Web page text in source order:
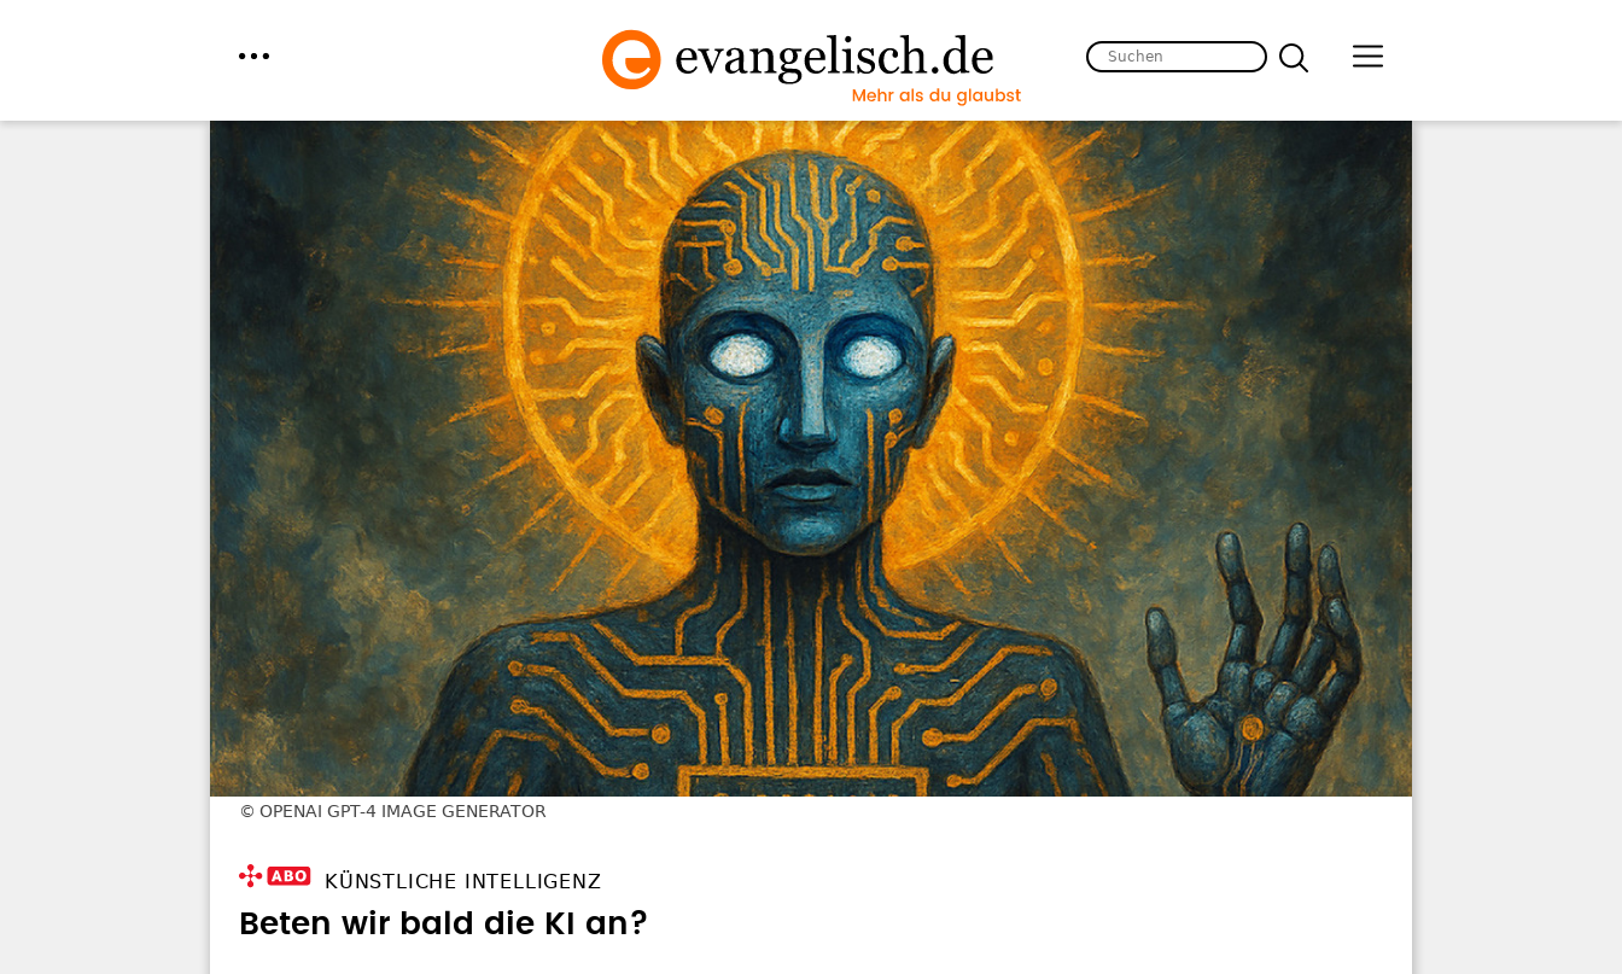
OPENAI GPT-4 IMAGE GENERATOR
KÜNSTLICHE INTELLIGENZ
Beten wir bald die KI an?